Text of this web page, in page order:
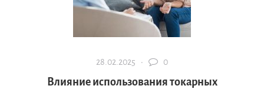
28.02.2025 · 0
Влияние использования токарных